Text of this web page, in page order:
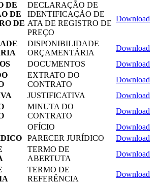
DE
DE
DE
DECLARAÇÃO DE
IDENTIFICAÇÃO DE
ATA DE REGISTRO DE
PREÇO
Download
DISPONIBILIDADE
ORÇAMENTÁRIA
Download
DOCUMENTOS
Download
EXTRATO DO
CONTRATO
Download
JUSTIFICATIVA
Download
MINUTA DO
CONTRATO
Download
OFÍCIO
Download
PARECER JURÍDICO
Download
TERMO DE
ABERTUTA
Download
TERMO DE
REFERÊNCIA
Download